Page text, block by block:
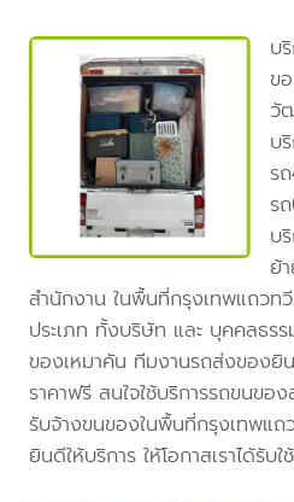
บ
ข
วั
บ
ร
ร
บ
ย้
สำนักงาน ในพื้นที่กรุงเทพแถวท
ประเภท ทั้งบริษัท และ บุคคลธร
ของเหมาคัน ทีมงานรถส่งของยิ
ราคาฟรี สนใจใช้บริการรถขนขอ
รับจ้างขนของในพื้นที่กรุงเทพแ
ยินดีให้บริการ ให้โอกาสเราได้รับ